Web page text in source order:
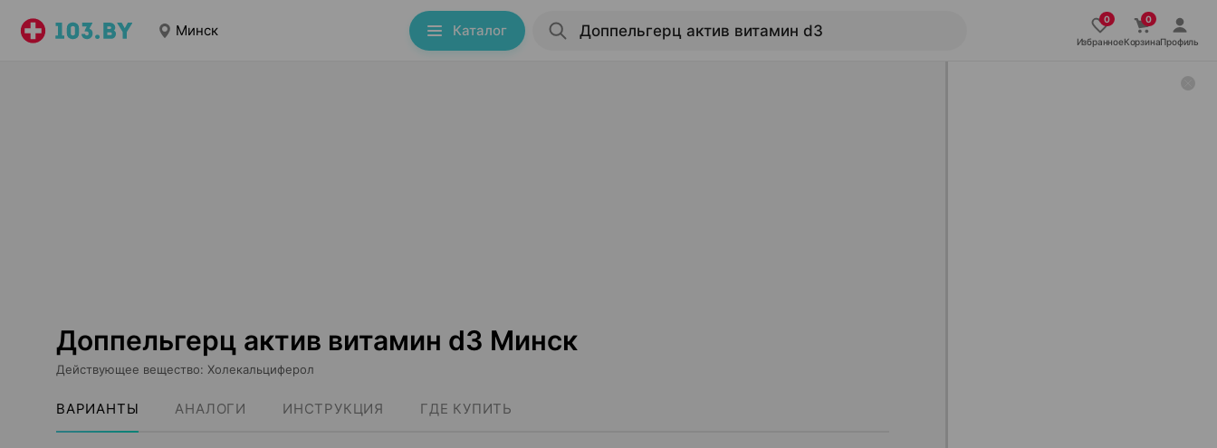
Минск Каталог
ИзбранноеКорзинаПрофиль
Доппельгерц актив витамин d3 Минск
Действующее вещество: Холекальциферол
ВАРИАНТЫ АНАЛОГИ ИНСТРУКЦИЯ ГДЕ КУПИТЬ